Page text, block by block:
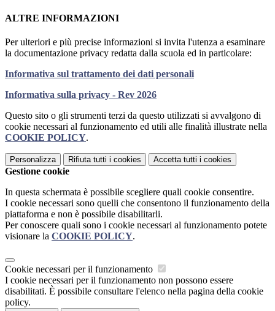
ALTRE INFORMAZIONI
Per ulteriori e più precise informazioni si invita l'utenza a esaminare
la documentazione privacy redatta dalla scuola ed in particolare:
Informativa sul trattamento dei dati personali
Informativa sulla privacy - Rev 2026
Questo sito o gli strumenti terzi da questo utilizzati si avvalgono di
cookie necessari al funzionamento ed utili alle finalità illustrate nella
COOKIE POLICY.
Personalizza Rifiuta tutti i cookies Accetta tutti i cookies
Gestione cookie
In questa schermata è possibile scegliere quali cookie consentire.
I cookie necessari sono quelli che consentono il funzionamento della
piattaforma e non è possibile disabilitarli.
Per conoscere quali sono i cookie necessari al funzionamento potete
visionare la COOKIE POLICY.
Cookie necessari per il funzionamento
I cookie necessari per il funzionamento non possono essere
disabilitati. È possibile consultare l'elenco nella pagina della cookie
policy.